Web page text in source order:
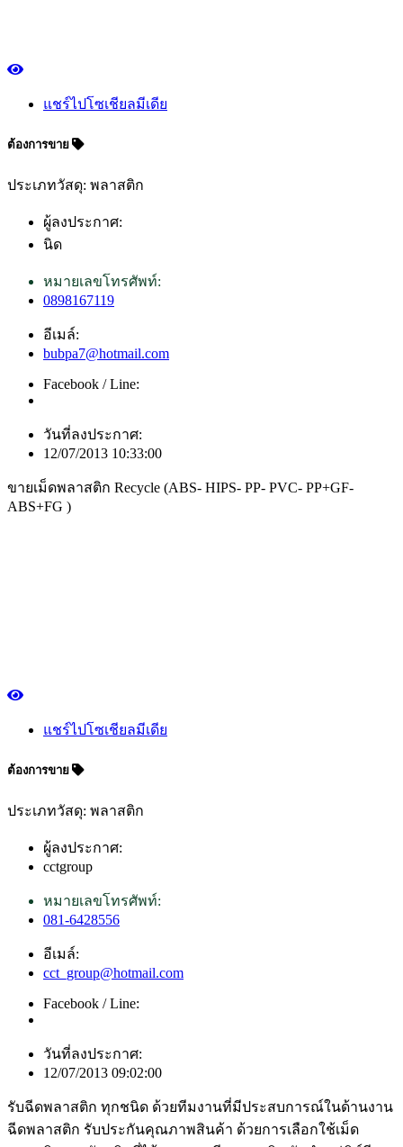
แชร์ไปโซเชียลมีเดีย
ต้องการขาย
ประเภทวัสดุ: พลาสติก
ผู้ลงประกาศ:
นิด
หมายเลขโทรศัพท์:
0898167119
อีเมล์:
bubpa7@hotmail.com
Facebook / Line:
วันที่ลงประกาศ:
12/07/2013 10:33:00
ขายเม็ดพลาสติก Recycle (ABS- HIPS- PP- PVC- PP+GF-
ABS+FG )
แชร์ไปโซเชียลมีเดีย
ต้องการขาย
ประเภทวัสดุ: พลาสติก
ผู้ลงประกาศ:
cctgroup
หมายเลขโทรศัพท์:
081-6428556
อีเมล์:
cct_group@hotmail.com
Facebook / Line:
วันที่ลงประกาศ:
12/07/2013 09:02:00
รับฉีดพลาสติก ทุกชนิด ด้วยทีมงานที่มีประสบการณ์ในด้านงาน
ฉีดพลาสติก รับประกันคุณภาพสินค้า ด้วยการเลือกใช้เม็ด